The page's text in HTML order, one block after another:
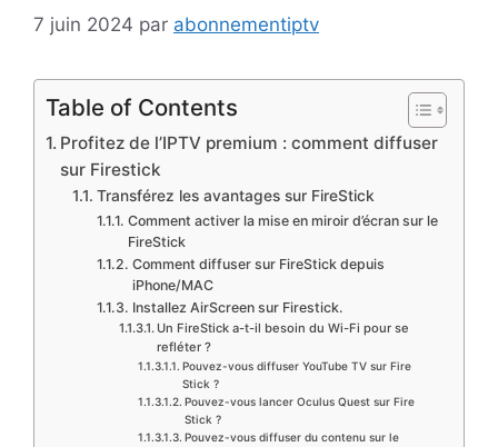
7 juin 2024 par abonnementiptv
Table of Contents
Profitez de l’IPTV premium : comment diffuser
sur Firestick
Transférez les avantages sur FireStick
Comment activer la mise en miroir d’écran sur le
FireStick
Comment diffuser sur FireStick depuis
iPhone/MAC
Installez AirScreen sur Firestick.
Un FireStick a-t-il besoin du Wi-Fi pour se
refléter ?
Pouvez-vous diffuser YouTube TV sur Fire
Stick ?
Pouvez-vous lancer Oculus Quest sur Fire
Stick ?
Pouvez-vous diffuser du contenu sur le